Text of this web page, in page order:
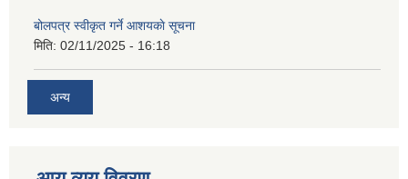
बोलपत्र स्वीकृत गर्ने आशयकाे सूचना
मिति: 02/11/2025 - 16:18
अन्य